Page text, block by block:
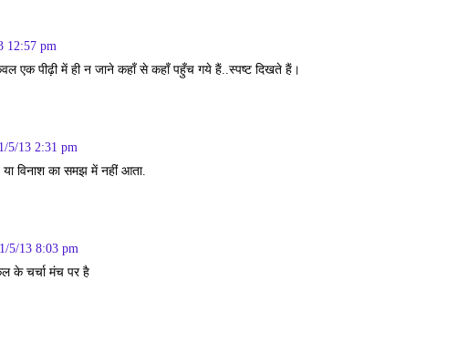
12:57 pm
एक पीढ़ी में ही न जाने कहाँ से कहाँ पहुँच गये हैं..स्पष्ट दिखते हैं।
1/5/13 2:31 pm
या विनाश का समझ में नहीं आता.
1/5/13 8:03 pm
के चर्चा मंच पर है